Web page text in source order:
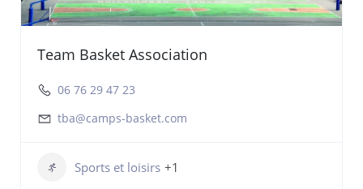
Team Basket Association
06 76 29 47 23
tba@camps-basket.com
Sports et loisirs +1